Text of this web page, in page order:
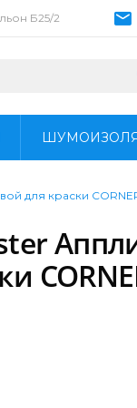
Б25/2
для краски